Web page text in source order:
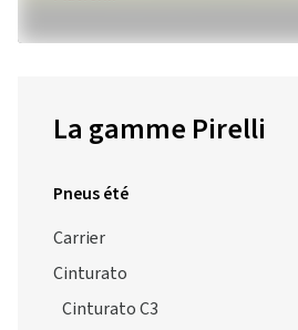
La gamme Pirelli
Pneus été
Carrier
Cinturato
Cinturato C3